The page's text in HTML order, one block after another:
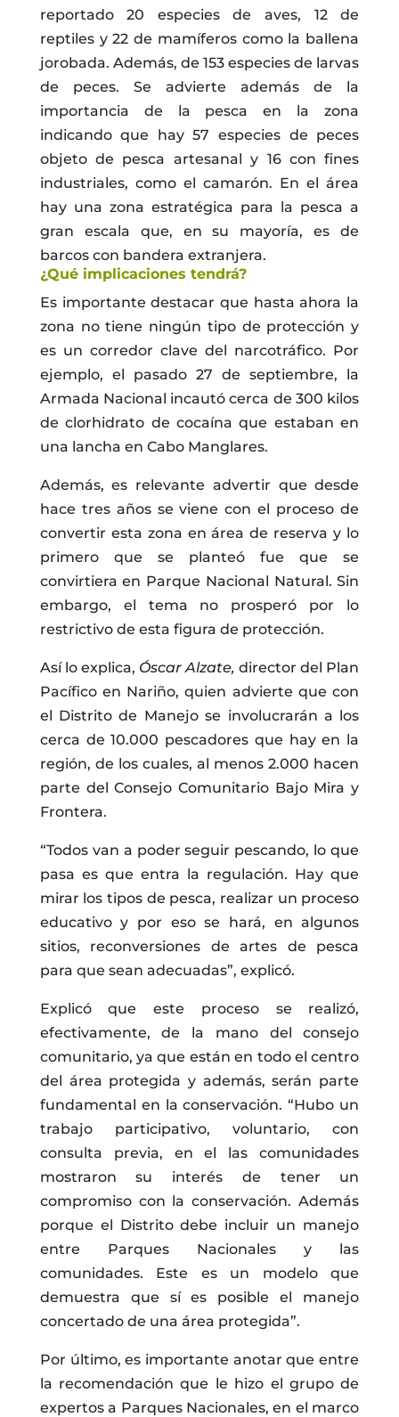
reportado 20 especies de aves, 12 de
reptiles y 22 de mamíferos como la ballena
jorobada. Además, de 153 especies de larvas
de peces. Se advierte además de la
importancia de la pesca en la zona
indicando que hay 57 especies de peces
objeto de pesca artesanal y 16 con fines
industriales, como el camarón. En el área
hay una zona estratégica para la pesca a
gran escala que, en su mayoría, es de
barcos con bandera extranjera.
¿Qué implicaciones tendrá?
Es importante destacar que hasta ahora la
zona no tiene ningún tipo de protección y
es un corredor clave del narcotráfico. Por
ejemplo, el pasado 27 de septiembre, la
Armada Nacional incautó cerca de 300 kilos
de clorhidrato de cocaína que estaban en
una lancha en Cabo Manglares.
Además, es relevante advertir que desde
hace tres años se viene con el proceso de
convertir esta zona en área de reserva y lo
primero que se planteó fue que se
convirtiera en Parque Nacional Natural. Sin
embargo, el tema no prosperó por lo
restrictivo de esta figura de protección.
Así lo explica, Óscar Alzate, director del Plan
Pacífico en Nariño, quien advierte que con
el Distrito de Manejo se involucrarán a los
cerca de 10.000 pescadores que hay en la
región, de los cuales, al menos 2.000 hacen
parte del Consejo Comunitario Bajo Mira y
Frontera.
“Todos van a poder seguir pescando, lo que
pasa es que entra la regulación. Hay que
mirar los tipos de pesca, realizar un proceso
educativo y por eso se hará, en algunos
sitios, reconversiones de artes de pesca
para que sean adecuadas”, explicó.
Explicó que este proceso se realizó,
efectivamente, de la mano del consejo
comunitario, ya que están en todo el centro
del área protegida y además, serán parte
fundamental en la conservación. “Hubo un
trabajo participativo, voluntario, con
consulta previa, en el las comunidades
mostraron su interés de tener un
compromiso con la conservación. Además
porque el Distrito debe incluir un manejo
entre Parques Nacionales y las
comunidades. Este es un modelo que
demuestra que sí es posible el manejo
concertado de una área protegida”.
Por último, es importante anotar que entre
la recomendación que le hizo el grupo de
expertos a Parques Nacionales, en el marco